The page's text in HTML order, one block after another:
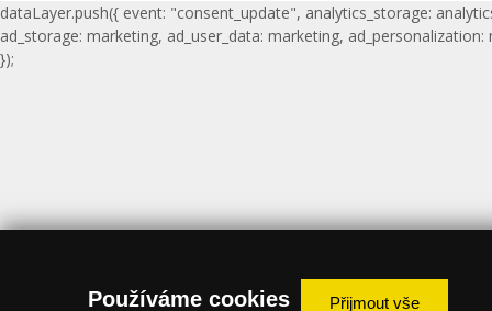
dataLayer.push({ event: "consent_update", analytics_storage:
ad_storage: marketing, ad_user_data: marketing, ad_personalization:
});
Používáme cookies Přijmout vše